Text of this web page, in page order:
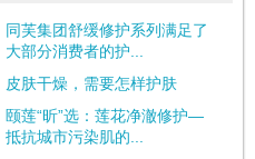
同芙集团舒缓修护系列满足了
大部分消费者的护...
皮肤干燥，需要怎样护肤
颐莲“昕”选：莲花净澈修护—
抵抗城市污染肌的...